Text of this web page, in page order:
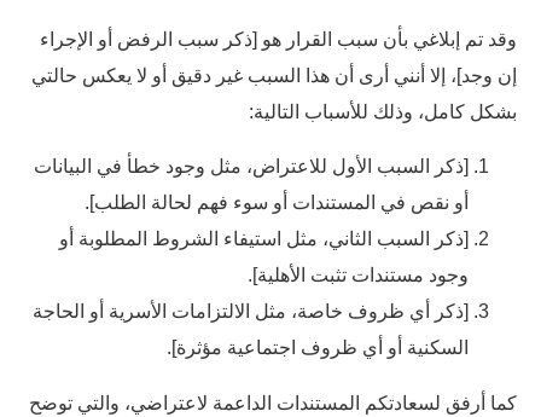
وقد تم إبلاغي بأن سبب القرار هو [ذكر سبب الرفض أو الإجراء
إن وجد]، إلا أنني أرى أن هذا السبب غير دقيق أو لا يعكس حالتي
بشكل كامل، وذلك للأسباب التالية:
[ذكر السبب الأول للاعتراض، مثل وجود خطأ في البيانات
أو نقص في المستندات أو سوء فهم لحالة الطلب].
[ذكر السبب الثاني، مثل استيفاء الشروط المطلوبة أو
وجود مستندات تثبت الأهلية].
[ذكر أي ظروف خاصة، مثل الالتزامات الأسرية أو الحاجة
السكنية أو أي ظروف اجتماعية مؤثرة].
كما أرفق لسعادتكم المستندات الداعمة لاعتراضي، والتي توضح